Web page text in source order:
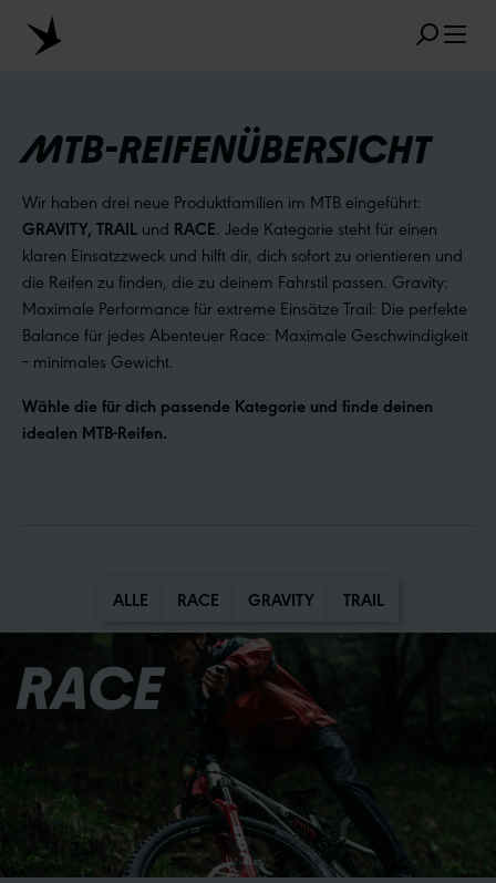
Zum Hauptinhalt springen
BELIEBTE SUCHANFRAGEN
MARATHON TUBELESS
RADIAL
CLIK VALVE
RECYCLING
UNPLATTBAR
GRÖSSENBEZEICHNUNG
AEROTHAN
MTB-REIFENÜBERSICHT
Wir haben drei neue Produktfamilien im MTB eingeführt:
GRAVITY, TRAIL und RACE . Jede Kategorie steht für einen
klaren Einsatzzweck und hilft dir, dich sofort zu orientieren und
die Reifen zu finden, die zu deinem Fahrstil passen. Gravity:
Maximale Performance für extreme Einsätze Trail: Die perfekte
Balance für jedes Abenteuer Race: Maximale Geschwindigkeit
– minimales Gewicht.
Wähle die für dich passende Kategorie und finde deinen
idealen MTB-Reifen.
ALLE RACE GRAVITY TRAIL